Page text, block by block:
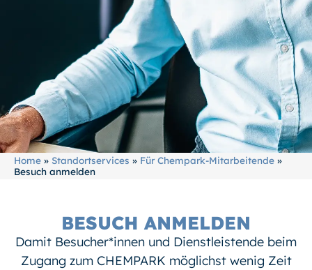
Home » Standortservices » Für Chempark-Mitarbeitende »
Besuch anmelden
BESUCH ANMELDEN
Damit Besucher*innen und Dienstleistende beim
Zugang zum CHEMPARK möglichst wenig Zeit